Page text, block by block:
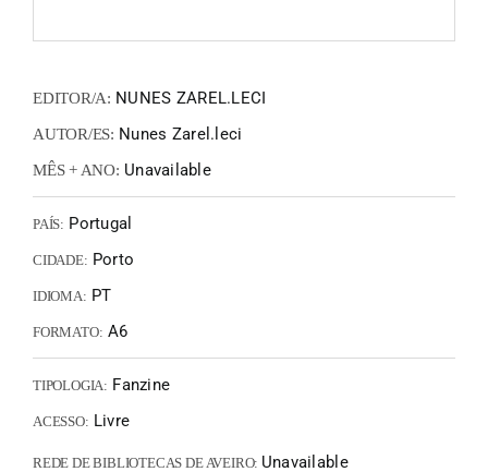
EDITOR/A: NUNES ZAREL.LECI
AUTOR/ES: Nunes Zarel.leci
MÊS + ANO: Unavailable
PAÍS: Portugal
CIDADE: Porto
IDIOMA: PT
FORMATO: A6
TIPOLOGIA: Fanzine
ACESSO: Livre
REDE DE BIBLIOTECAS DE AVEIRO: Unavailable